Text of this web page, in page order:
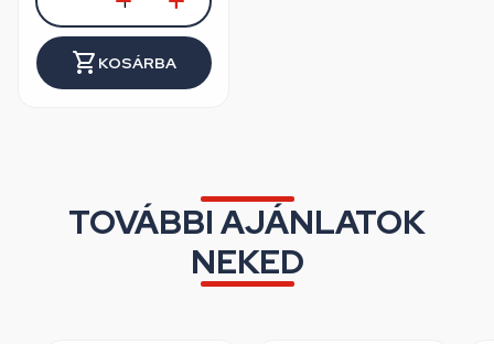
KOSÁRBA
TOVÁBBI AJÁNLATOK
NEKED